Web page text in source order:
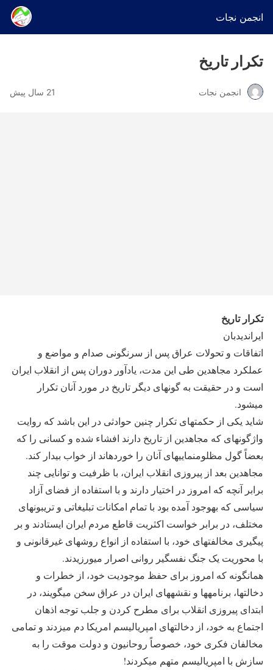
انجمن نجات
تکرار تاریخ
انجمن نجات 21 سال پیش
تکرار تاریخ
ایران‎دیدبان
اتفاقات و تحولات عراق پس از سرنگونی صدام و مواضع و
عملکرد مجاهدین طی این مدت، یادآور دوران پس از انقلاب ایران
است و در حقیقت به گونه‎ای دیگر تاریخ در مورد آنان تکرار
می‎شود.
شاید یکی از حکمت‎های تکرار چنین حوادثی در این باشد که روایت
واژگونه‎ای که مجاهدین از تاریخ دارند افشاء شده و کسانی را که
بعضاً گول مظلوم‎نمایی‎های آنان را خورده‎اند از خواب بیدار کند.
مجاهدین بعد از پیروزی انقلاب ایران، با ظرفیت و توانایی چند
برابر آنچه که امروز در اختیار دارند و با استفاده از فضای آزاد
سیاسی که به‎وجود آمده بود با تمام امکانات تبلیغاتی و تریبون‎های
مختلف، در برابر خواست اکثریت قاطع مردم ایران ایستادند و بر
پی‎گیری مخالفت‎های خود، با استفاده از انواع روش‎های غیرقانونی و
با محوریت یک جنگ نفس‎گیر روانی اصرار می‎ورزیدند.
همانگونه که امروز برای حفظ موجودیت خود، از خطرات و
دخالت‎ها، برنامه‎ها و نقشه‎های ایران در عراق سخن می‎گویند، در
ابتدای پیروزی انقلاب برای مطرح کردن و جلب توجه اذهان
اجتماع به خود، از دخالت‎های امپریالیسم امریکا دم می‎زدند و تمامی
مخالفان فکری خود، خصوصاً روحانیون و دولت موقت را به
سازش با امپریالیسم متهم می‎کردند!